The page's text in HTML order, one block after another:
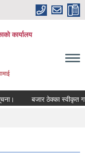
कार्यालय
बजार ठेक्का स्वीकृत